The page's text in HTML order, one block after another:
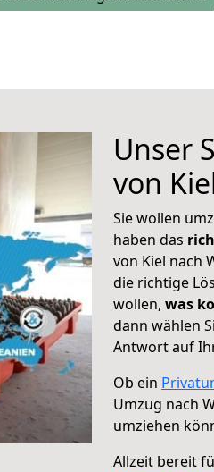
Unser
von
Sie wollen
haben das
von Kiel nach
die richtige
wollen, was
dann wählen
Antwort auf
Ob ein
Umzug nach
umziehen
Allzeit bereit